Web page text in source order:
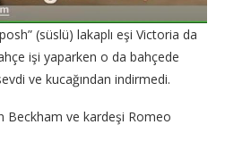
(süslü) lakaplı eşi Victoria da
işi yaparken o da bahçede
ve kucağından indirmedi.
Beckham ve kardeşi Romeo